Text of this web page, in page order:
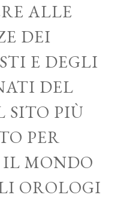
ALLE
DEI
E DEGLI
DEL
SITO PIÙ
PER
IL MONDO
OROLOGI